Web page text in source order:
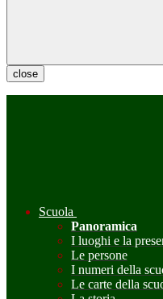
close
Scuola
Panoramica
I luoghi e la
Le persone
I numeri della
Le carte della